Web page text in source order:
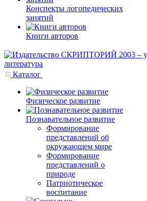
Конспекты логопедических
занятий
Книги авторов
Каталог
Физическое развитие
Познавательное развитие
Формирование
представлений об
окружающем мире
Формирование
представлений о
природе
Патриотическое
воспитание